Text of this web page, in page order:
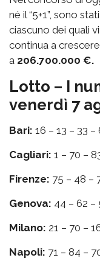
né il “5+1”, sono
ciascuno dei quali
continua a
a 206.700.000 €.
Lotto – I
venerdì 7
Bari: 16 – 13 – 33 –
Cagliari: 1 – 70 –
Firenze: 75 – 48 –
Genova: 44 – 62 –
Milano: 21 – 70 –
Napoli: 71 – 84 –